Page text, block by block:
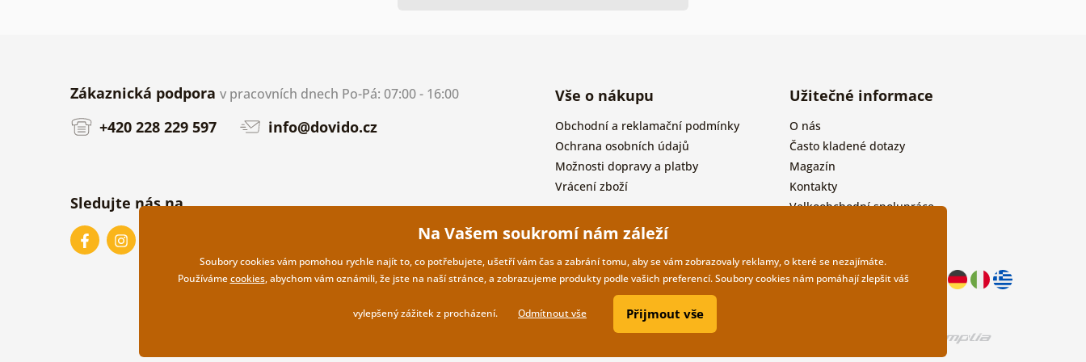
Zákaznická podpora v pracovních dnech Po-Pá: 07:00 - 16:00
+420 228 229 597 info@dovido.cz
Sledujte nás na
Vše o nákupu
Obchodní a reklamační podmínky
Ochrana osobních údajů
Možnosti dopravy a platby
Vrácení zboží
Užitečné informace
O nás
Často kladené dotazy
Magazín
Kontakty
Velkoobchodní spolupráce
Copyright ©2019 © Dovido.cz.Webdesign
Na Vašem soukromí nám záleží
Soubory cookies vám pomohou rychle najít to, co potřebujete, ušetří vám čas a zabrání tomu, aby se vám zobrazovaly reklamy, o které se nezajímáte.
Používámecookies, abychom vám oznámili, že jste na naší stránce, a zobrazujeme produkty podle vašich preferencí. Soubory cookies nám pomáhají zlepšit váš
vylepšený zážitek z procházení. Odmítnout vše Přijmout vše